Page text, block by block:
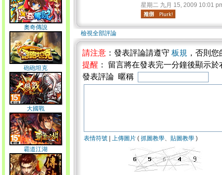
奧奇傳說
砲砲坦克
大國戰
霸道江湖
星期二 九月 15, 2009 10:01
檢視全部評論
請注意 ：發表評論請遵守 板規 ，否則
提醒 ： 留言將在發表完一分鐘後顯示
發表評論 暱稱
表情符號 上傳圖片 ( 抓圖教學、 貼圖教學 )